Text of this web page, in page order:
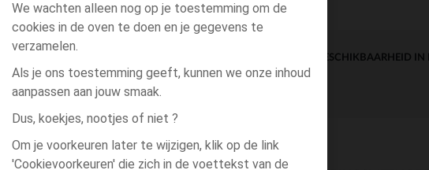
We wachten alleen nog op je toestemming om de
cookies in de oven te doen en je gegevens te
verzamelen.
Als je ons toestemming geeft, kunnen we onze inhoud
aanpassen aan jouw smaak.
Dus, koekjes, nootjes of niet ?
Om je voorkeuren later te wijzigen, klik op de link
'Cookievoorkeuren' die zich in de voettekst van de
DIRECTE BESCHIKBAARHEID